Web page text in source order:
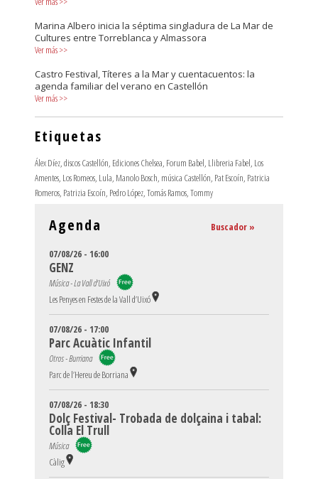
Marina Albero inicia la séptima singladura de La Mar de
Cultures entre Torreblanca y Almassora
Ver más>>
Castro Festival, Títeres a la Mar y cuentacuentos: la
agenda familiar del verano en Castellón
Ver más>>
Etiquetas
Álex Díez,discos Castellón, Ediciones Chelsea, Forum Babel, Llibreria Fabel, Los
Amentes, Los Romeos, Lula, Manolo Bosch, música Castellón, Pat Escoín, Patricia
Romeros, Patrizia Escoín, Pedro López,Tomás Ramos,Tommy
Agenda Buscador »
07/08/26 - 16:00
GENZ
Música - La Vall d'Uixó
Les Penyes en Festes de la Vall d’Uixó
07/08/26 - 17:00
Parc Acuàtic Infantil
Otros - Burriana
Parc de l’Hereu de Borriana
07/08/26 - 18:30
Dolç Festival- Trobada de dolçaina i tabal:
Colla El Trull
Música
Càlig